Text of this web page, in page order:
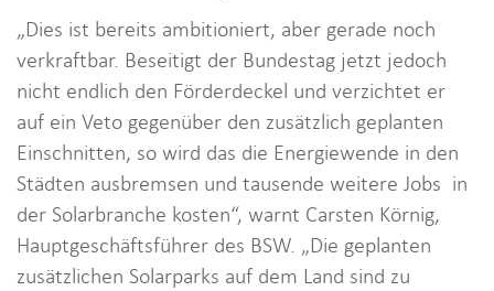
„Dies ist bereits ambitioniert, aber gerade noch
verkraftbar. Beseitigt der Bundestag jetzt jedoch
nicht endlich den Förderdeckel und verzichtet er
auf ein Veto gegenüber den zusätzlich geplanten
Einschnitten, so wird das die Energiewende in den
Städten ausbremsen und tausende weitere Jobs in
der Solarbranche kosten“, warnt Carsten Körnig,
Hauptgeschäftsführer des BSW. „Die geplanten
zusätzlichen Solarparks auf dem Land sind zu